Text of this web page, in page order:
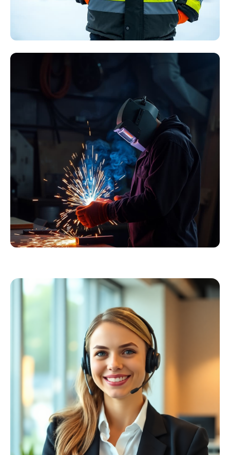
Winter Arbeitskleidung
Essentials
Schweißer
Profiausrüstung
Kollektion ansehen